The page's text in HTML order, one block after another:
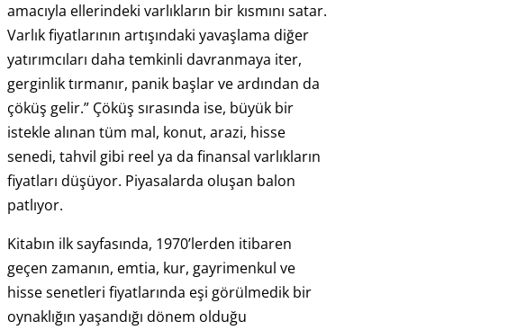
amacıyla ellerindeki varlıkların bir kısmını satar.
Varlık fiyatlarının artışındaki yavaşlama diğer
yatırımcıları daha temkinli davranmaya iter,
gerginlik tırmanır, panik başlar ve ardından da
çöküş gelir.” Çöküş sırasında ise, büyük bir
istekle alınan tüm mal, konut, arazi, hisse
senedi, tahvil gibi reel ya da finansal varlıkların
fiyatları düşüyor. Piyasalarda oluşan balon
patlıyor.
Kitabın ilk sayfasında, 1970’lerden itibaren
geçen zamanın, emtia, kur, gayrimenkul ve
hisse senetleri fiyatlarında eşi görülmedik bir
oynaklığın yaşandığı dönem olduğu